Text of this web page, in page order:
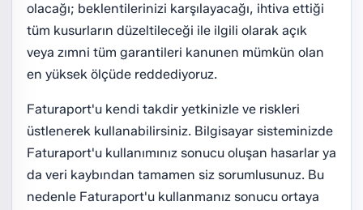
olacağı; beklentilerinizi karşılayacağı, ihtiva ettiği
tüm kusurların düzeltileceği ile ilgili olarak açık
veya zımni tüm garantileri kanunen mümkün olan
en yüksek ölçüde reddediyoruz.
Faturaport'u kendi takdir yetkinizle ve riskleri
üstlenerek kullanabilirsiniz. Bilgisayar sisteminizde
Faturaport'u kullanımınız sonucu oluşan hasarlar ya
da veri kaybından tamamen siz sorumlusunuz. Bu
nedenle Faturaport'u kullanmanız sonucu ortaya